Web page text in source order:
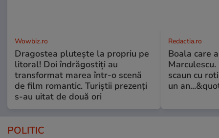
Wowbiz.ro
Dragostea plutește la propriu pe
litoral! Doi îndrăgostiți au
transformat marea într-o scenă
de film romantic. Turiștii prezenți
s-au uitat de două ori
Redactia.ro
Boala care
scaun cu
un
POLITIC